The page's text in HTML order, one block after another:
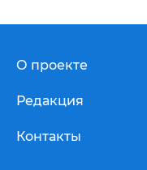
О проекте
Редакция
Контакты